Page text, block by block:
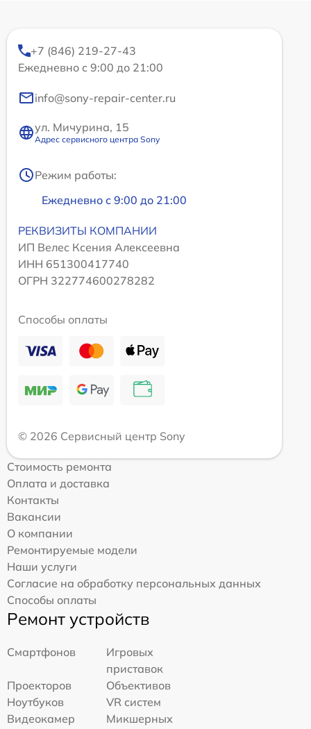
+7 (846) 219-27-43
Ежедневно с 9:00 до 21:00
info@sony-repair-center.ru
ул. Мичурина, 15
Адрес сервисного центра Sony
Режим работы:
Ежедневно с 9:00 до 21:00
РЕКВИЗИТЫ КОМПАНИИ
ИП Велес Ксения Алексеевна
ИНН 651300417740
ОГРН 322774600278282
Способы оплаты
© 2026 Сервисный центр Sony
Стоимость ремонта
Оплата и доставка
Контакты
Вакансии
О компании
Ремонтируемые модели
Наши услуги
Согласие на обработку персональных данных
Способы оплаты
Ремонт устройств
Смартфонов
Игровых
приставок
Проекторов
Объективов
Ноутбуков
VR систем
Видеокамер
Микшерных